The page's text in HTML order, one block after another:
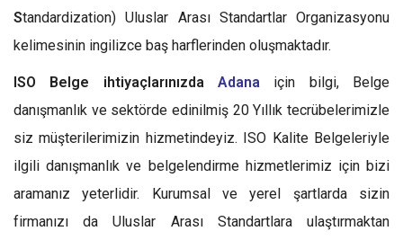
Standardization) Uluslar Arası Standartlar Organizasyonu
kelimesinin ingilizce baş harflerinden oluşmaktadır.
ISO Belge ihtiyaçlarınızda Adana için bilgi, Belge
danışmanlık ve sektörde edinilmiş 20 Yıllık tecrübelerimizle
siz müşterilerimizin hizmetindeyiz. ISO Kalite Belgeleriyle
ilgili danışmanlık ve belgelendirme hizmetlerimiz için bizi
aramanız yeterlidir. Kurumsal ve yerel şartlarda sizin
firmanızı da Uluslar Arası Standartlara ulaştırmaktan